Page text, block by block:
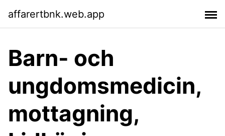
affarertbnk.web.app
Barn- och
ungdomsmedicin,
mottagning,